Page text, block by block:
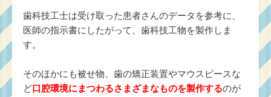
歯科技工士は受け取った患者さんのデータを参考に、
医師の指示書にしたがって、歯科技工物を製作しま
す。
そのほかにも被せ物、歯の矯正装置やマウスピースな
ど口腔環境にまつわるさまざまなものを製作するのが